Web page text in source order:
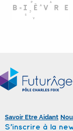
Savoir Etre Aidant
S’inscrire à la